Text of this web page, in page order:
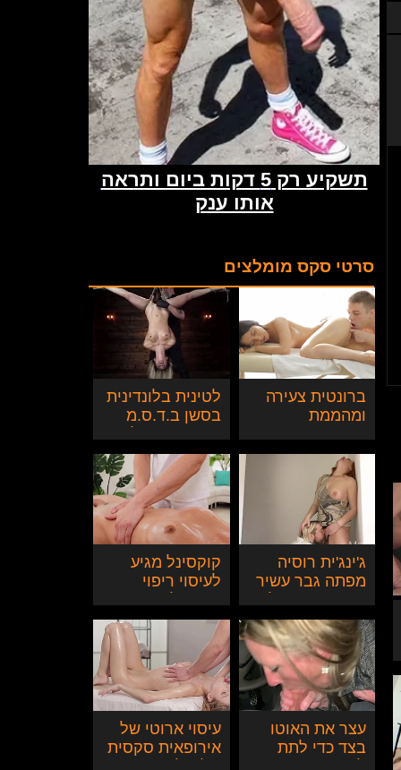
סרטי סקס מומלצים
ברונטית צעירה
ומהממת
לזיון
לטינית בלונדינית
בסשן ב.ד.ס.מ
חייה
ג'ינג'ית רוסיה
מפתה גבר עשיר
העניין
קוקסינל מגיע
לעיסוי ריפוי
ארוטי
עצר את האוטו
בצד כדי לתת
עיסוי ארוטי של
אירופאית סקסית